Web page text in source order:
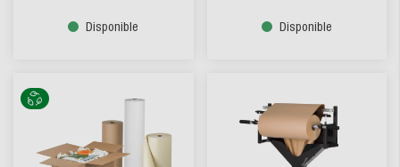
Disponible Disponible